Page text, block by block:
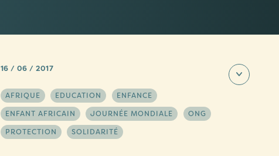
16 / 06 / 2017
AFRIQUE EDUCATION
ENFANCE
ENFANT AFRICAIN
JOURNÉE MONDIALE
ONG
PROTECTION
SOLIDARITÉ